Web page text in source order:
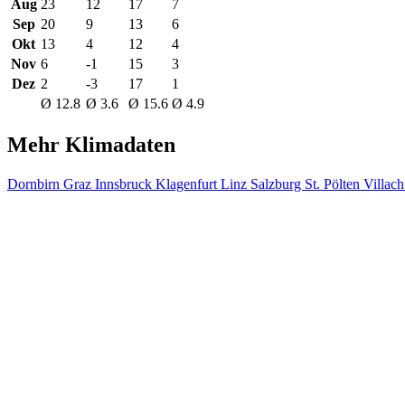
Aug 23 12 17
7
Sep 20 9 13
6
Okt 13 4 12
4
Nov 6 -1 15
3
Dez 2 -3 17
1
Ø 12.8 Ø 3.6 Ø 15.6 Ø 4.9
Mehr Klimadaten
Dornbirn Graz Innsbruck Klagenfurt Linz Salzburg St. Pölten Villach